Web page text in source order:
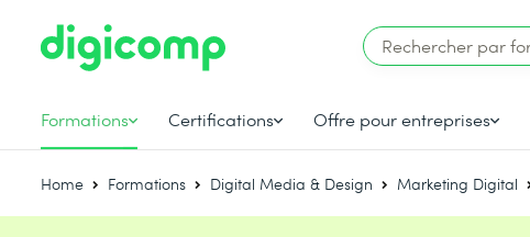
Formations Certifications Offre pour entreprises
Home Formations Digital Media & Design Marketing Digital